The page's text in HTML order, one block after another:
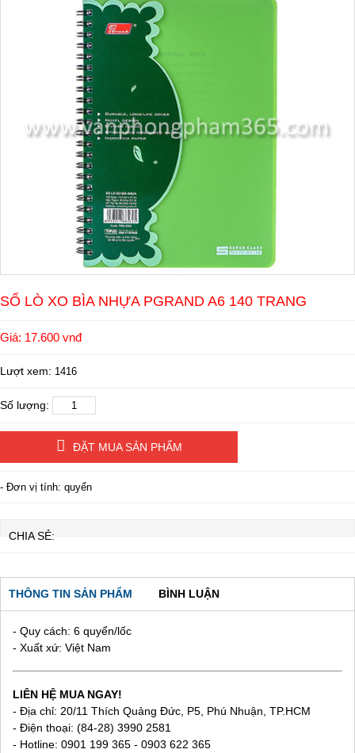
SỔ LÒ XO BÌA NHỰA PGRAND A6 140 TRANG
Giá: 17.600 vnđ
Lượt xem: 1416
Số lượng:
ĐẶT MUA SẢN PHẨM
- Đơn vị tính: quyển
CHIA SẺ:
THÔNG TIN SẢN PHẨM BÌNH LUẬN
- Quy cách: 6 quyển/lốc
- Xuất xứ: Việt Nam
LIÊN HỆ MUA NGAY!
- Địa chỉ: 20/11 Thích Quảng Đức, P5, Phú Nhuận, TP.HCM
- Điện thoại: (84-28) 3990 2581
- Hotline: 0901 199 365 - 0903 622 365